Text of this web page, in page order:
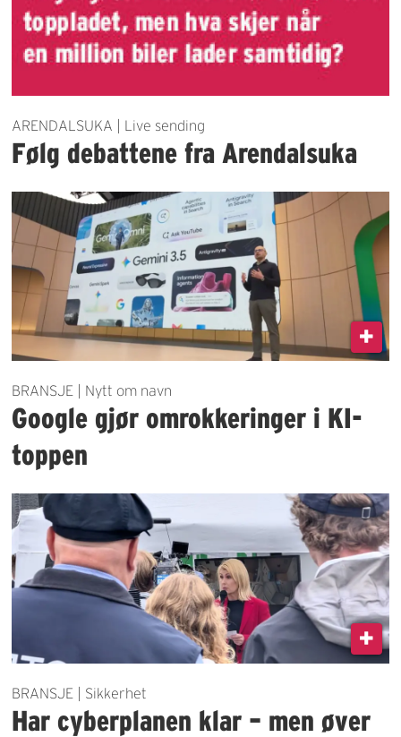
ARENDALSUKA | Live sending
Følg debattene fra Arendalsuka
BRANSJE | Nytt om navn
Google gjør omrokkeringer i KI-
toppen
BRANSJE | Sikkerhet
Har cyberplanen klar – men øver